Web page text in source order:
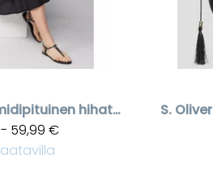
Musta midipituinen hihaton puuvillamekko
59,99 €
S. Oliver